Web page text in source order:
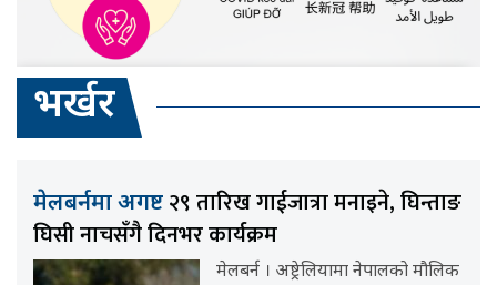
भर्खर
मेलबर्नमा अगष्ट २९ तारिख गाईजात्रा मनाइने, घिन्ताङ
घिसी नाचसँगै दिनभर कार्यक्रम
मेलबर्न । अष्ट्रेलियामा नेपालको मौलिक